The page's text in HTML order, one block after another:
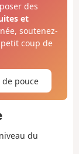
des
et
soutenez-
coup de
de pouce
du